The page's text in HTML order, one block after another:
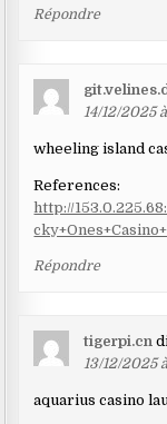
Répondre
14/12/2025
wheeling island
References:
http://
Répondre
tigerpi.cn
13/12/2025
aquarius casino